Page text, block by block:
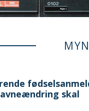
skal